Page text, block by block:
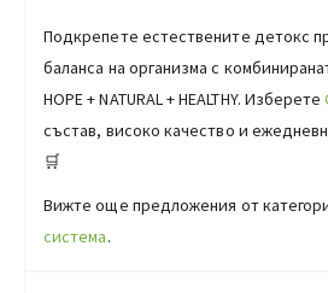
Подкрепете естествените детокс
баланса на организма с
HOPE + NATURAL + HEALTHY. Изберете
състав, високо качество и
🛒
Вижте още предложения от
система.